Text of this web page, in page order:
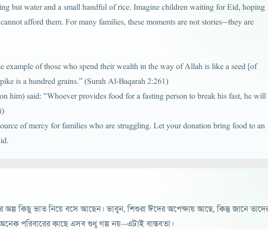
but water and a small handful of rice. Imagine children waiting for Eid, hoping
afford them. For many families, these moments are not stories—they are
example of those who spend their wealth in the way of Allah is like a seed [of
is a hundred grains.” (Surah Al-Baqarah 2:261)
him) said: “Whoever provides food for a fasting person to break his fast, he will
of mercy for families who are struggling. Let your donation bring food to an
কিছু ভাত নিয়ে বসে আছেন। ভাবুন, শিশুরা ঈদের অপেক্ষায় আছে, কিন্তু জানে
পরিবারের কাছে এসব শুধু গল্প নয়—এটাই বাস্তবতা।